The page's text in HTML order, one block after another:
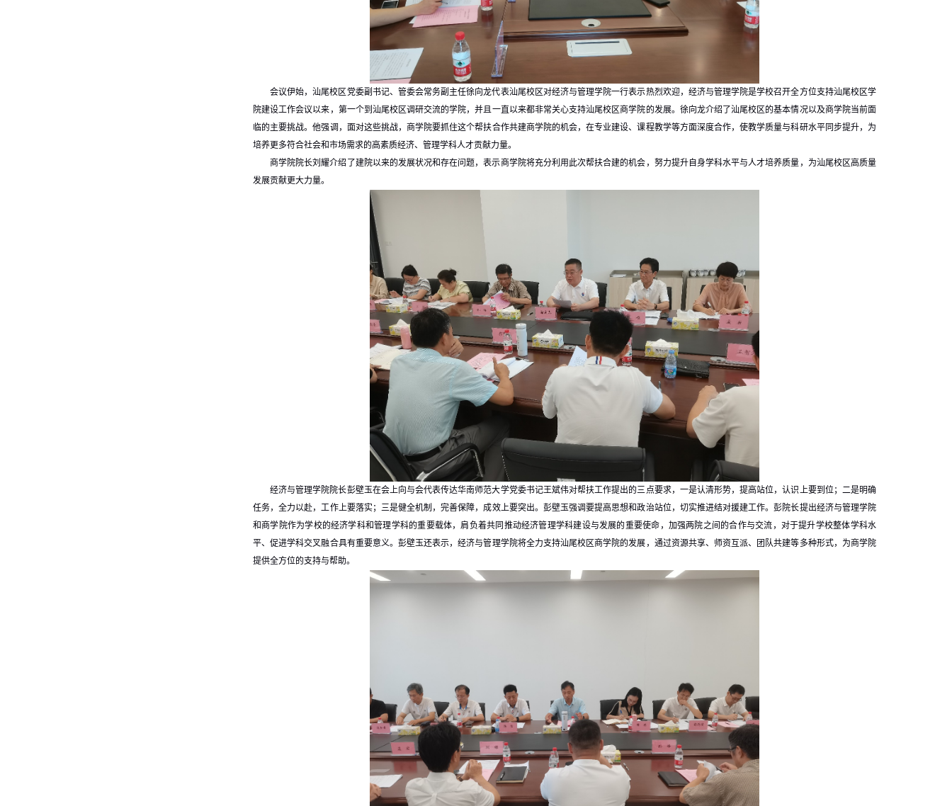
会议伊始，汕尾校区党委副书记、管委会常务副主任徐向龙代表汕尾校区对经济与管理学院一行表示热烈欢迎，经济与管理学院是学校召开全方位支持汕尾校区学
院建设工作会议以来，第一个到汕尾校区调研交流的学院，并且一直以来都非常关心支持汕尾校区商学院的发展。徐向龙介绍了汕尾校区的基本情况以及商学院当前面
临的主要挑战。他强调，面对这些挑战，商学院要抓住这个帮扶合作共建商学院的机会，在专业建设、课程教学等方面深度合作，使教学质量与科研水平同步提升，为
培养更多符合社会和市场需求的高素质经济、管理学科人才贡献力量。
商学院院长刘耀介绍了建院以来的发展状况和存在问题，表示商学院将充分利用此次帮扶合建的机会，努力提升自身学科水平与人才培养质量，为汕尾校区高质量
发展贡献更大力量。
经济与管理学院院长彭壁玉在会上向与会代表传达华南师范大学党委书记王斌伟对帮扶工作提出的三点要求，一是认清形势，提高站位，认识上要到位；二是明确
任务，全力以赴，工作上要落实；三是健全机制，完善保障，成效上要突出。彭壁玉强调要提高思想和政治站位，切实推进结对援建工作。彭院长提出经济与管理学院
和商学院作为学校的经济学科和管理学科的重要载体，肩负着共同推动经济管理学科建设与发展的重要使命，加强两院之间的合作与交流，对于提升学校整体学科水
平、促进学科交叉融合具有重要意义。彭壁玉还表示，经济与管理学院将全力支持汕尾校区商学院的发展，通过资源共享、师资互派、团队共建等多种形式，为商学院
提供全方位的支持与帮助。